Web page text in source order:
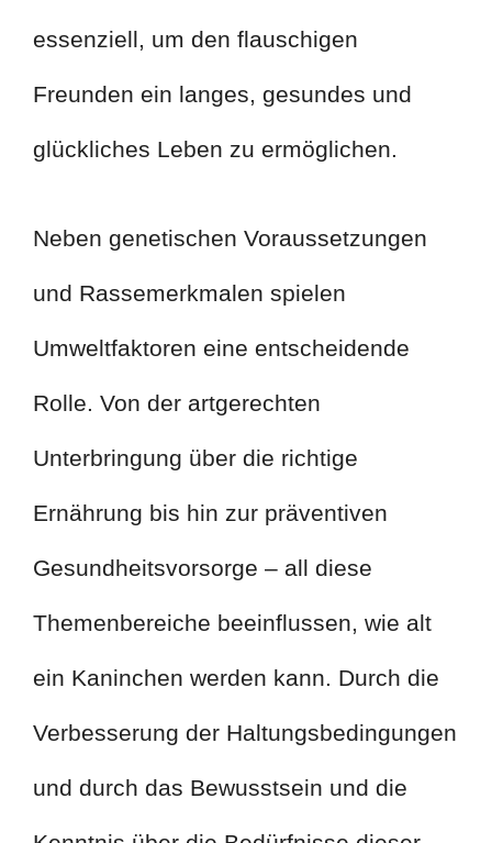
essenziell, um den flauschigen
Freunden ein langes, gesundes und
glückliches Leben zu ermöglichen.
Neben genetischen Voraussetzungen
und Rassemerkmalen spielen
Umweltfaktoren eine entscheidende
Rolle. Von der artgerechten
Unterbringung über die richtige
Ernährung bis hin zur präventiven
Gesundheitsvorsorge – all diese
Themenbereiche beeinflussen, wie alt
ein Kaninchen werden kann. Durch die
Verbesserung der Haltungsbedingungen
und durch das Bewusstsein und die